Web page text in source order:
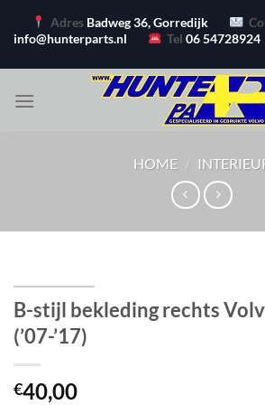
naar
Adres Badweg 36, Gorredijk
info@hunterparts.nl
Tel06 54728924
HOME /
B-stijl bekleding rechts
(’07-’17)
€40,00